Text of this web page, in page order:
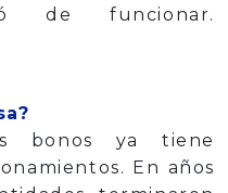
de funcionar.
bonos ya tiene
En años